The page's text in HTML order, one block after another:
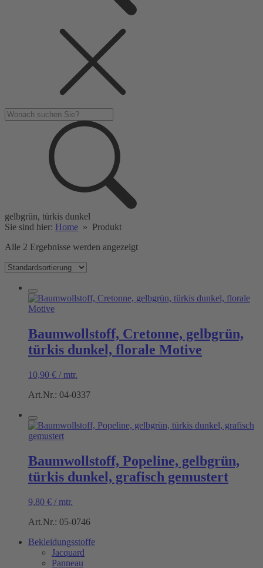
gelbgrün, türkis dunkel
Sie sind hier: Home » Produkt
Alle 2 Ergebnisse werden angezeigt
Baumwollstoff, Cretonne, gelbgrün,
türkis dunkel, florale Motive
10,90 € / mtr.
Art.Nr.: 04-0337
Baumwollstoff, Popeline, gelbgrün,
türkis dunkel, grafisch gemustert
9,80 € / mtr.
Art.Nr.: 05-0746
Bekleidungsstoffe
Jacquard
Panneau